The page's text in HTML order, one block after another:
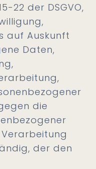
22 der DSGVO,
auf Auskunft
Daten,
die
der den